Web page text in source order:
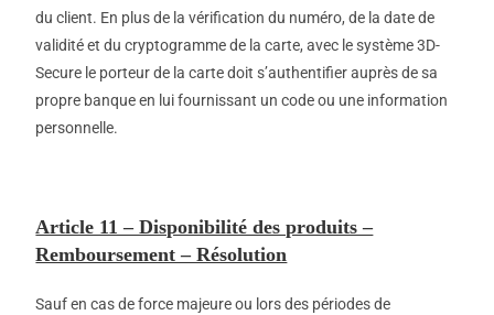
du client. En plus de la vérification du numéro, de la date de
validité et du cryptogramme de la carte, avec le système 3D-
Secure le porteur de la carte doit s’authentifier auprès de sa
propre banque en lui fournissant un code ou une information
personnelle.
Article 11 – Disponibilité des produits –
Remboursement – Résolution
Sauf en cas de force majeure ou lors des périodes de